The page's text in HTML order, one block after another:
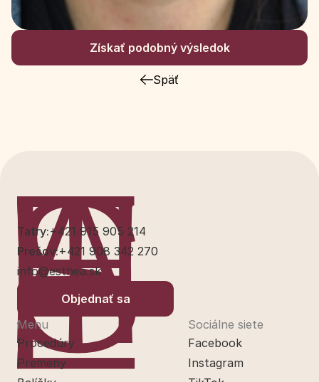
Získať podobný výsledok
Späť
Tatry:+421 915 905 214
Prešov:+421 908 342 270
info@esthea.sk
Objednať sa
Menu
Procedúry
Premeny
Sociálne siete
Facebook
Instagram